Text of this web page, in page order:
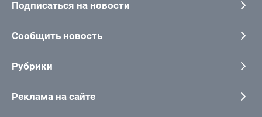
Подписаться на новости
Сообщить новость
Рубрики
Реклама на сайте